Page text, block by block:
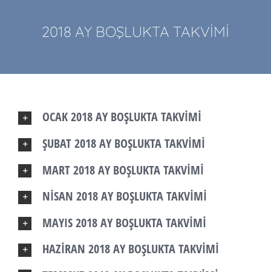
2018 AY BOŞLUKTA TAKVİMİ
OCAK 2018 AY BOŞLUKTA TAKVİMİ
ŞUBAT 2018 AY BOŞLUKTA TAKVİMİ
MART 2018 AY BOŞLUKTA TAKVİMİ
NİSAN 2018 AY BOŞLUKTA TAKVİMİ
MAYIS 2018 AY BOŞLUKTA TAKVİMİ
HAZİRAN 2018 AY BOŞLUKTA TAKVİMİ